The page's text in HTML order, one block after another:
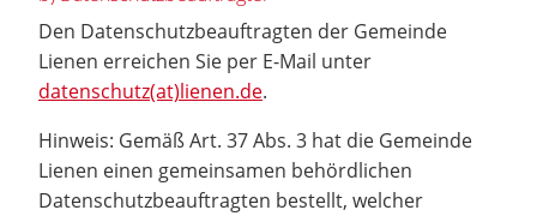
Den Datenschutzbeauftragten der Gemeinde
Lienen erreichen Sie per E-Mail unter
datenschutz(at)lienen.de.
Hinweis: Gemäß Art. 37 Abs. 3 hat die Gemeinde
Lienen einen gemeinsamen behördlichen
Datenschutzbeauftragten bestellt, welcher